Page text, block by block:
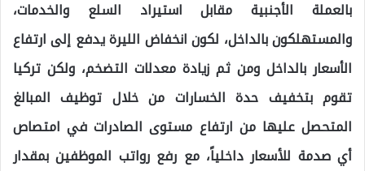
بالعملة الأجنبية مقابل استيراد السلع والخدمات،
والمستهلكون بالداخل، لكون انخفاض الليرة يدفع إلى ارتفاع
الأسعار بالداخل ومن ثم زيادة معدلات التضخم، ولكن تركيا
تقوم بتخفيف حدة الخسارات من خلال توظيف المبالغ
المتحصل عليها من ارتفاع مستوى الصادرات في امتصاص
أي صدمة للأسعار داخلياً، مع رفع رواتب الموظفين بمقدار